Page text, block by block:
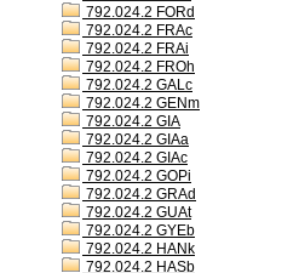
792.024.2 FORd
792.024.2 FRAc
792.024.2 FRAi
792.024.2 FROh
792.024.2 GALc
792.024.2 GENm
792.024.2 GIA
792.024.2 GIAa
792.024.2 GIAc
792.024.2 GOPi
792.024.2 GRAd
792.024.2 GUAt
792.024.2 GYEb
792.024.2 HANk
792.024.2 HASb